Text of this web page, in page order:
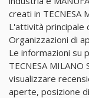
creati in TECNESA
L'attività principale
Organizzazioni di
Le informazioni su
TECNESA MILANO
visualizzare
aperte, posizione di